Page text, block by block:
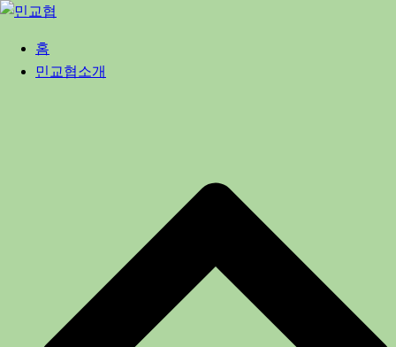
Skip
content
홈
민교협소개